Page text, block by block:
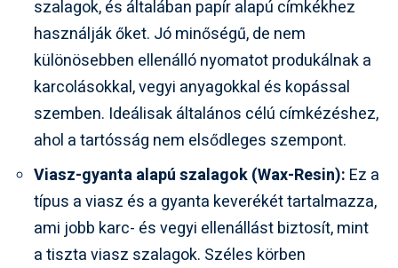
szalagok, és általában papír alapú címkékhez
használják őket. Jó minőségű, de nem
különösebben ellenálló nyomatot produkálnak a
karcolásokkal, vegyi anyagokkal és kopással
szemben. Ideálisak általános célú címkézéshez,
ahol a tartósság nem elsődleges szempont.
Viasz-gyanta alapú szalagok (Wax-Resin): Ez a
típus a viasz és a gyanta keverékét tartalmazza,
ami jobb karc- és vegyi ellenállást biztosít, mint
a tiszta viasz szalagok. Széles körben